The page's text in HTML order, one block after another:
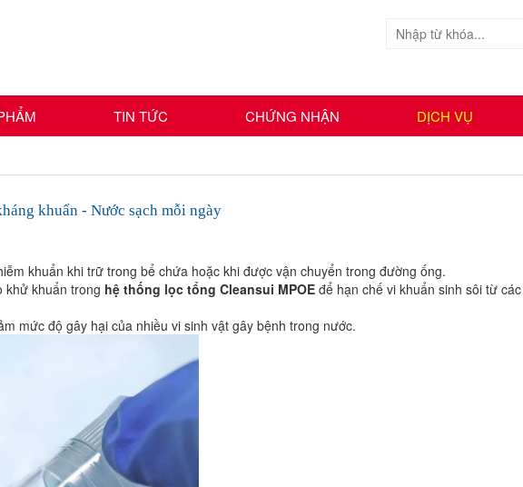
TIN TỨC CHỨNG NHẬN DỊCH VỤ
khuẩn - Nước sạch mỗi ngày
khuẩn khi trữ trong bể chứa hoặc khi được vận chuyển trong đường ống.
khử khuẩn trong hệ thống lọc tổng Cleansui MPOE để hạn chế vi khuẩn sinh sôi từ
mức độ gây hại của nhiều vi sinh vật gây bệnh trong nước.